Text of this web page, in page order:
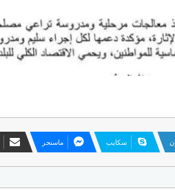
سكايب ماسنجر